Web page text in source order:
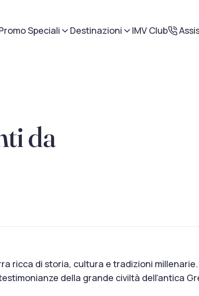
Speciali Destinazioni IMV Club
da
ricca di storia, cultura e tradizioni
della grande civiltà dell’antica